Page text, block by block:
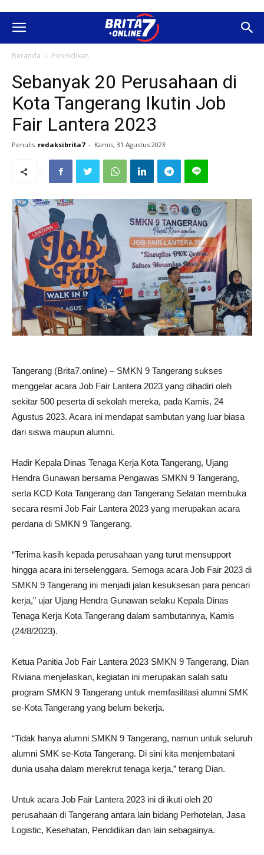
Beranda Pendidikan
Sebanyak 20 Perusahaan di
Kota Tangerang Ikutin Job
Fair Lantera 2023
Penulis redaksibrita7 - Kamis, 31 Agustus 2023
Tangerang (Brita7.online) – SMKN 9 Tangerang sukses
menggelar acara Job Fair Lantera 2023 yang dihadiri oleh
sekitar 500 peserta di sekolah mereka, pada Kamis, 24
Agustus 2023. Acara ini mendapat sambutan yang luar biasa
dari siswa maupun alumni.
Hadir Kepala Dinas Tenaga Kerja Kota Tangerang, Ujang
Hendra Gunawan bersama Pengawas SMKN 9 Tangerang,
serta KCD Kota Tangerang dan Tangerang Selatan membuka
secara resmi Job Fair Lantera 2023 yang merupakan acara
perdana di SMKN 9 Tangerang.
“Terima kasih kepada perusahaan yang turut mensupport
hingga acara ini terselenggara. Semoga acara Job Fair 2023 di
SMKN 9 Tangerang ini menjadi jalan kesuksesan para pencari
kerja,” ujar Ujang Hendra Gunawan selaku Kepala Dinas
Tenaga Kerja Kota Tangerang dalam sambutannya, Kamis
(24/8/2023).
Ketua Panitia Job Fair Lantera 2023 SMKN 9 Tangerang, Dian
Riviana menjelaskan, kegiatan ini merupakan salah satu
program SMKN 9 Tangerang untuk memfasilitasi alumni SMK
se-Kota Tangerang yang belum bekerja.
“Tidak hanya alumni SMKN 9 Tangerang, namun untuk seluruh
alumni SMK se-Kota Tangerang. Di sini kita menjembatani
dunia usaha dalam merekrut tenaga kerja,” terang Dian.
Untuk acara Job Fair Lantera 2023 ini di ikuti oleh 20
perusahaan di Tangerang antara lain bidang Perhotelan, Jasa
Logistic, Kesehatan, Pendidikan dan lain sebagainya.